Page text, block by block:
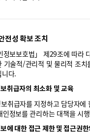
전성 확보 조치
정보보호법」 제29조에 따라
기술적/관리적 및 물리적 조치
다.
취급자의 최소화 및 교육
취급자를 지정하고 담당자에
인정보를 관리하는 대책을 시
에 대한 접근 제한 및 접근권한